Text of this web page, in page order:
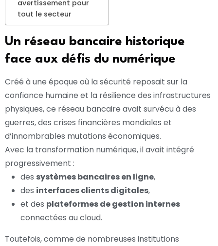
avertissement pour
tout le secteur
Un réseau bancaire historique
face aux défis du numérique
Créé à une époque où la sécurité reposait sur la
confiance humaine et la résilience des infrastructures
physiques, ce réseau bancaire avait survécu à des
guerres, des crises financières mondiales et
d’innombrables mutations économiques.
Avec la transformation numérique, il avait intégré
progressivement :
des systèmes bancaires en ligne,
des interfaces clients digitales,
et des plateformes de gestion internes
connectées au cloud.
Toutefois, comme de nombreuses institutions